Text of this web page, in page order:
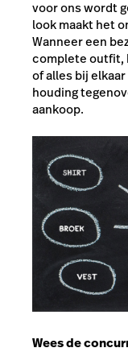
voor ons wordt
look maakt het
Wanneer een
complete outfit,
of alles bij
houding
aankoop.
Wees de